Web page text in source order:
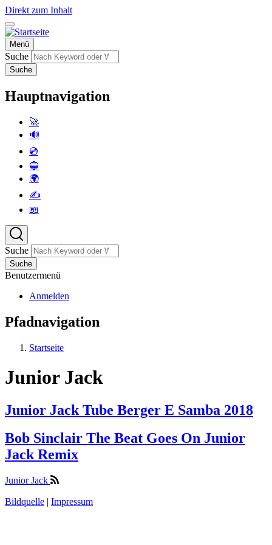
Direkt zum Inhalt
Menü
Suche
Suche
Hauptnavigation
🚀
🔊
💿
🔵
🌍
✍️
📖
Suche
Suche
Benutzermenü
Anmelden
Pfadnavigation
Startseite
Junior Jack
Junior Jack Tube Berger E Samba 2018
Bob Sinclair The Beat Goes On Junior
Jack Remix
Junior Jack
Bildquelle | Impressum